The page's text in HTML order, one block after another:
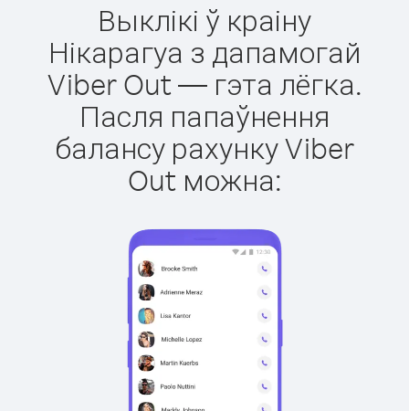
Выклікі ў краіну
Нікарагуа з дапамогай
Viber Out — гэта лёгка.
Пасля папаўнення
балансу рахунку Viber
Out можна: